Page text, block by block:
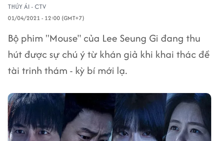
THÚY ÁI - CTV
01/04/2021 - 12:00 (GMT+7)
Bộ phim "Mouse" của Lee Seung Gi đang thu
hút được sự chú ý từ khán giả khi khai thác đề
tài trinh thám - kỳ bí mới lạ.